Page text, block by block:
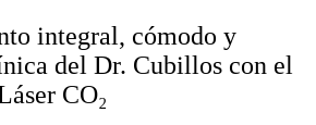
integral, cómodo y
del Dr. Cubillos con el
CO₂